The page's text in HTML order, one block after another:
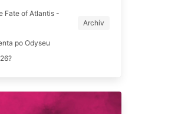
Fate of Atlantis -
po Odyseu
Archív